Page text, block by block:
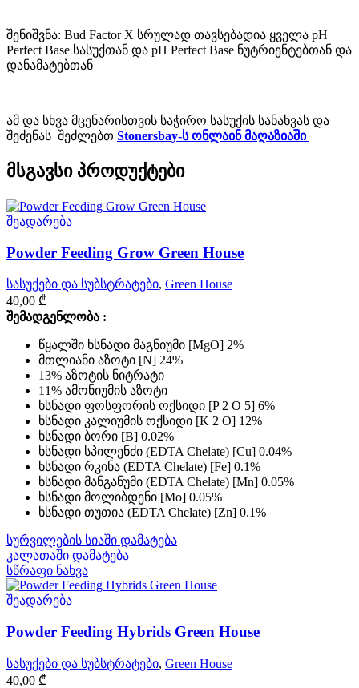
შენიშვნა: Bud Factor X სრულად თავსებადია ყველა pH
Perfect Base სასუქთან და pH Perfect Base ნუტრიენტებთან და
დანამატებთან
ამ და სხვა მცენარისთვის საჭირო სასუქის სანახვას და
შეძენას შეძლებთ Stonersbay-ს ონლაინ მაღაზიაში
მსგავსი პროდუქტები
შეადარება
Powder Feeding Grow Green House
სასუქები და სუბსტრატები, Green House
40,00 ₾
შემადგენლობა :
წყალში ხსნადი მაგნიუმი [MgO] 2%
მთლიანი აზოტი [N] 24%
13% აზოტის ნიტრატი
11% ამონიუმის აზოტი
ხსნადი ფოსფორის ოქსიდი [P 2 O 5] 6%
ხსნადი კალიუმის ოქსიდი [K 2 O] 12%
ხსნადი ბორი [B] 0.02%
ხსნადი სპილენძი (EDTA Chelate) [Cu] 0.04%
ხსნადი რკინა (EDTA Chelate) [Fe] 0.1%
ხსნადი მანგანუმი (EDTA Chelate) [Mn] 0.05%
ხსნადი მოლიბდენი [Mo] 0.05%
ხსნადი თუთია (EDTA Chelate) [Zn] 0.1%
სურვილების სიაში დამატება
კალათაში დამატება
სწრაფი ნახვა
შეადარება
Powder Feeding Hybrids Green House
სასუქები და სუბსტრატები, Green House
40,00 ₾